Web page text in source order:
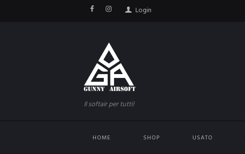
Login
Il softair per tutti!
HOME SHOP USATO